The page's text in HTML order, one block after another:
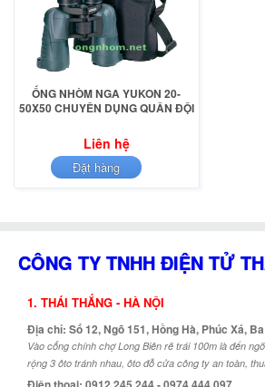
ỐNG NHÒM NGA YUKON 20-
50X50 CHUYÊN DỤNG QUÂN ĐỘI
Liên hệ
Đặt hàng
CÔNG TY TNHH ĐIỆN TỬ
1. THÁI THẮNG - HÀ NỘI
Địa chỉ: Số 12, Ngõ 151, Hồng Hà, Phúc Xá,
Vào cổng chính chợ Long Biên rẽ trái 100m là đến
rộng 3 ôto tránh nhau, ôto đỗ cửa công ty an toàn,